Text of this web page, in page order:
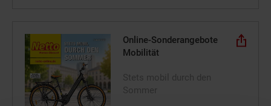
Online-Sonderangebote
Mobilität